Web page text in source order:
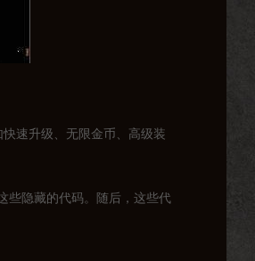
速升级、无限金币、高级装
些隐藏的代码。随后，这些代